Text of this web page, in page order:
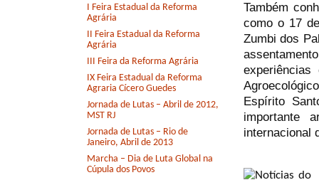
I Feira Estadual da Reforma
Agrária
II Feira Estadual da Reforma
Agrária
III Feira da Reforma Agrária
IX Feira Estadual da Reforma
Agraria Cícero Guedes
Jornada de Lutas – Abril de 2012,
MST RJ
Jornada de Lutas – Rio de
Janeiro, Abril de 2013
Marcha – Dia de Luta Global na
Cúpula dos Povos
Também
como o 17
Zumbi dos
Espírito
importante
internacional